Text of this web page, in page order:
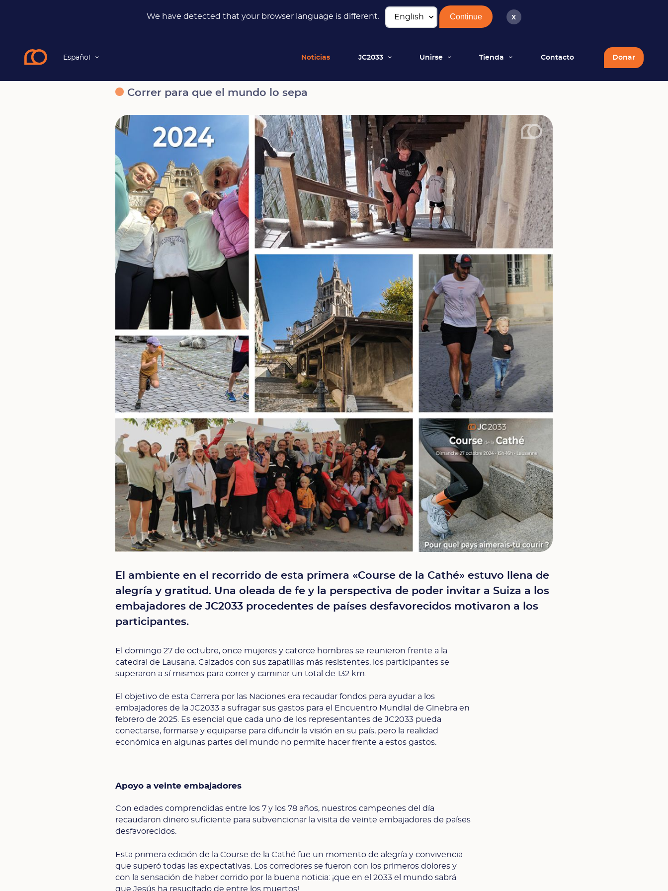
We have detected that your browser language is different. Continue x
Español Noticias JC2033 Unirse Tienda Contacto Donar
Noticias Correr para que el mundo lo sepa
Correr para que el mundo lo sepa
El ambiente en el recorrido de esta primera «Course de la Cathé» estuvo llena de
alegría y gratitud. Una oleada de fe y la perspectiva de poder invitar a Suiza a los
embajadores de JC2033 procedentes de países desfavorecidos motivaron a los
participantes.
El domingo 27 de octubre, once mujeres y catorce hombres se reunieron frente a la
catedral de Lausana. Calzados con sus zapatillas más resistentes, los participantes se
superaron a sí mismos para correr y caminar un total de 132 km.
El objetivo de esta Carrera por las Naciones era recaudar fondos para ayudar a los
embajadores de la JC2033 a sufragar sus gastos para el Encuentro Mundial de Ginebra en
febrero de 2025. Es esencial que cada uno de los representantes de JC2033 pueda
conectarse, formarse y equiparse para difundir la visión en su país, pero la realidad
económica en algunas partes del mundo no permite hacer frente a estos gastos.
Apoyo a veinte embajadores
Con edades comprendidas entre los 7 y los 78 años, nuestros campeones del día
recaudaron dinero suficiente para subvencionar la visita de veinte embajadores de países
desfavorecidos.
Esta primera edición de la Course de la Cathé fue un momento de alegría y convivencia
que superó todas las expectativas. Los corredores se fueron con los primeros dolores y
con la sensación de haber corrido por la buena noticia: ¡que en el 2033 el mundo sabrá
que Jesús ha resucitado de entre los muertos!